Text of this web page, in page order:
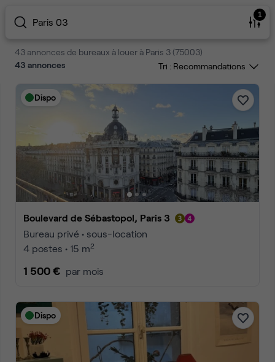
Paris 03
1
43 annonces de bureaux à louer à Paris 3 (75003)
43 annonces Tri :
Dispo
Boulevard de Sébastopol, Paris 3
Bureau privé • sous-location
4 postes • 15 m2
1 500 € par mois
Dispo